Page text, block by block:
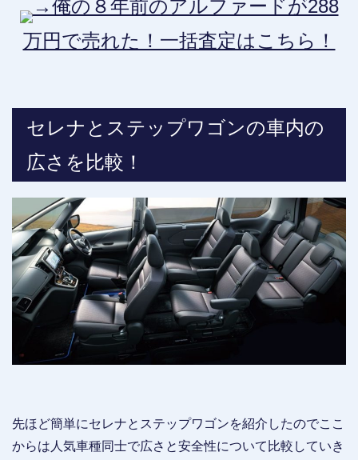
→俺の８年前のアルファードが288
万円で売れた！一括査定はこちら！
セレナとステップワゴンの車内の
広さを比較！
先ほど簡単にセレナとステップワゴンを紹介したのでここ
からは人気車種同士で広さと安全性について比較していき